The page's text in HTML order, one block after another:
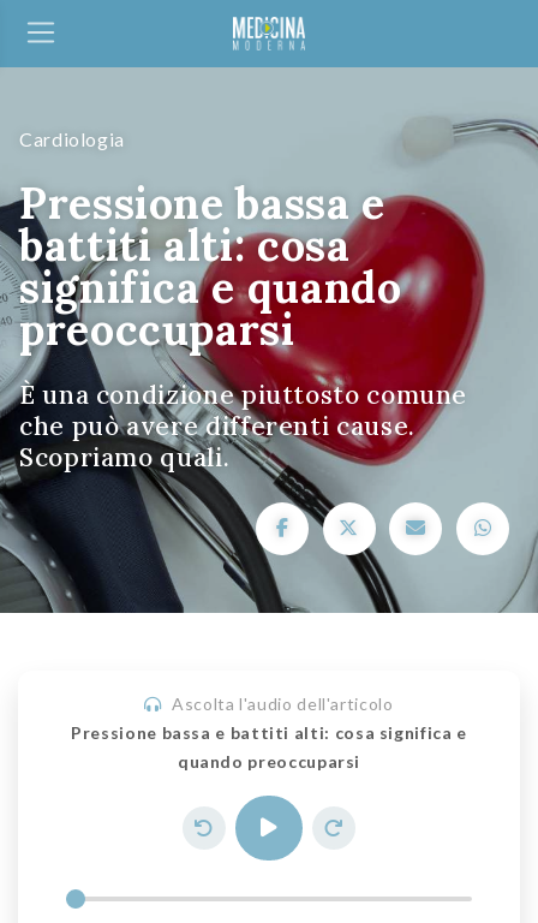
Cardiologia
Pressione bassa e
battiti alti: cosa
significa e quando
preoccuparsi
È una condizione piuttosto comune
che può avere differenti cause.
Scopriamo quali.
Ascolta l'audio dell'articolo
Pressione bassa e battiti alti: cosa significa e
quando preoccuparsi